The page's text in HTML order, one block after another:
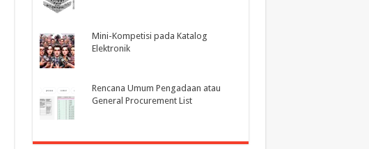
Mini-Kompetisi pada Katalog
Elektronik
Rencana Umum Pengadaan atau
General Procurement List